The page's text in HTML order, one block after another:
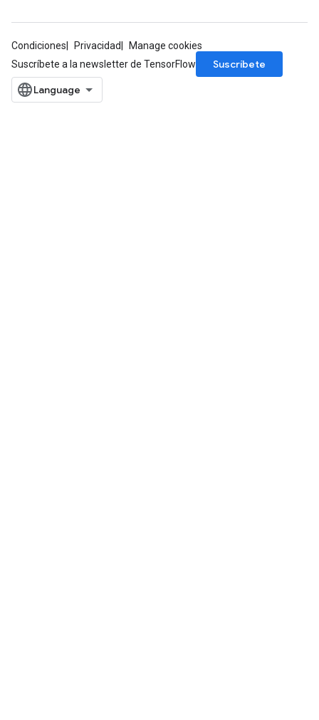
Condiciones Privacidad
Manage cookies
Suscríbete a la newsletter de TensorFlow
Suscríbete